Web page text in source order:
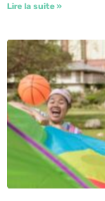
Lire la suite »